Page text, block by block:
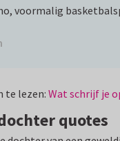
voormalig
te lezen: Wat schrijf je
quotes